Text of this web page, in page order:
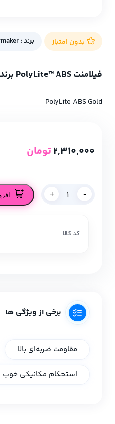
بدون امتیاز برند :
فیلامنت PolyLite™ ABS برند Polymaker رنگ Gold
PolyLite ABS Gold
2,310,000تومان
-
+
کد کالا
برخی از ویژگی ها
مقاومت ضربه‌ای بالا
استحکام مکانیکی خوب